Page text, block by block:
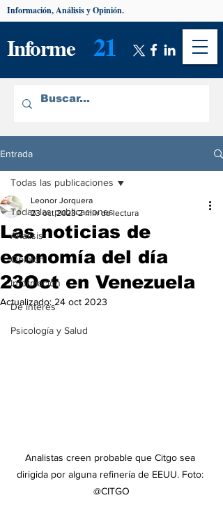
Informe 21
Información, Análisis y Opinión.
Entrada
Todas las publicaciones
Análisis
Opinión
Información
De interés
Psicología y Salud
Todas las publicaciones
Las noticias de
economía del día
23Oct en Venezuela
Leonor Jorquera
23 oct 2023 2 min de lectura
Actualizado: 24 oct 2023
Analistas creen probable que Citgo sea
dirigida por alguna refinería de EEUU. Foto:
@CITGO